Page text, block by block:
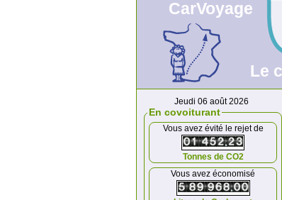
CarVoyage
Le
Jeudi 06 août 2026
En covoiturant
Vous avez évité le rejet de
Tonnes de CO2
Vous avez économisé